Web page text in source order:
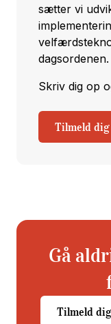
sætter vi
dagsordenen.
Skriv dig op
Tilmeld dig
Gå
Tilmeld